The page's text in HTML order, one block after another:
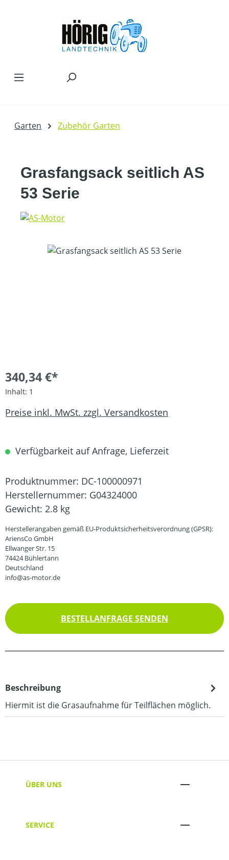
Garten Zubehör Garten
Grasfangsack seitlich AS
53 Serie
Bildergalerie überspringen
340,34 €*
Inhalt: 1
Preise inkl. MwSt. zzgl. Versandkosten
Verfügbarkeit auf Anfrage, Lieferzeit
Produktnummer: DC-100000971
Herstellernummer: G04324000
Gewicht: 2.8 kg
Herstellerangaben gemäß EU-Produktsicherheitsverordnung (GPSR):
AriensCo GmbH
Ellwanger Str. 15
74424 Bühlertann
Deutschland
info@as-motor.de
BESTELLANFRAGE SENDEN
Beschreibung
Hiermit ist die Grasaufnahme für Teilflächen möglich.
ÜBER UNS
SERVICE